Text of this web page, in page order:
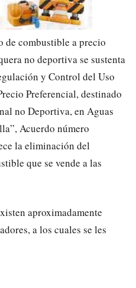
de combustible a precio
no deportiva se sustenta
y Control del Uso
Preferencial, destinado
no Deportiva, en Aguas
Acuerdo número
la eliminación del
que se vende a las
aproximadamente
a los cuales se les